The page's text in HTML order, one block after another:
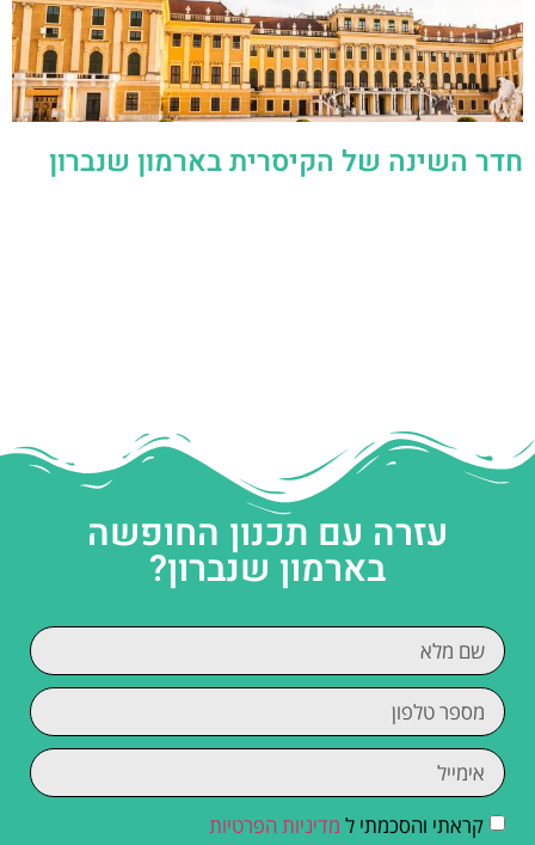
חדר השינה של הקיסרית בארמון שנברון
עזרה עם תכנון החופשה
בארמון שנברון?
קראתי והסכמתי ל מדיניות הפרטיות